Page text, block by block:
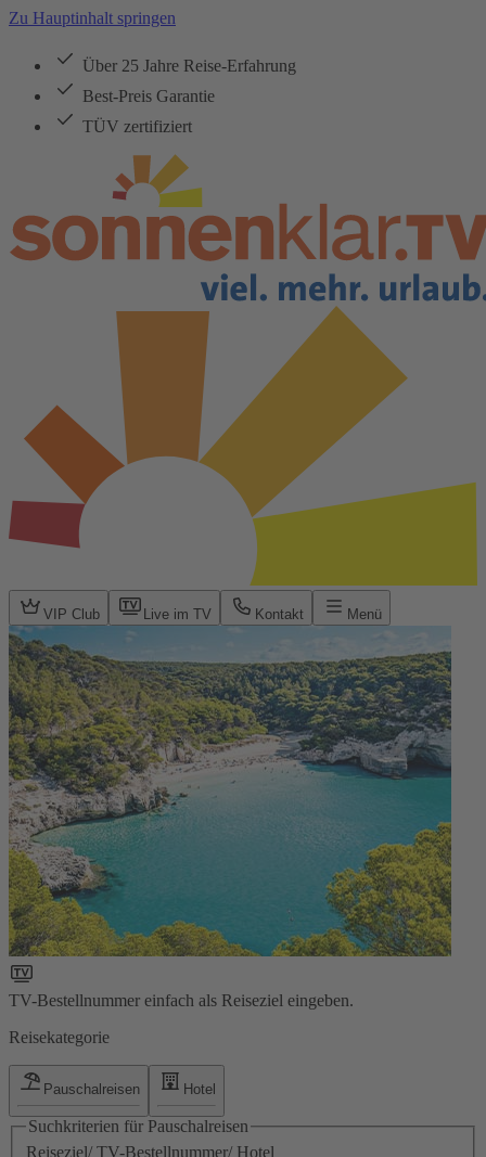
Zu Hauptinhalt springen
Über 25 Jahre Reise-Erfahrung
Best-Preis Garantie
TÜV zertifiziert
VIP Club Live im TV Kontakt Menü
TV-Bestellnummer einfach als Reiseziel eingeben.
Reisekategorie
Pauschalreisen Hotel
Suchkriterien für Pauschalreisen
Reiseziel/ TV-Bestellnummer/ Hotel